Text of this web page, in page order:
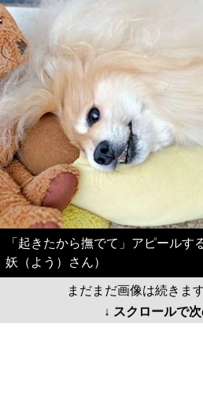
「起きたから撫でて」アピールす
妖（よう）さん）
まだまだ画像は続きま
↓ スクロールで